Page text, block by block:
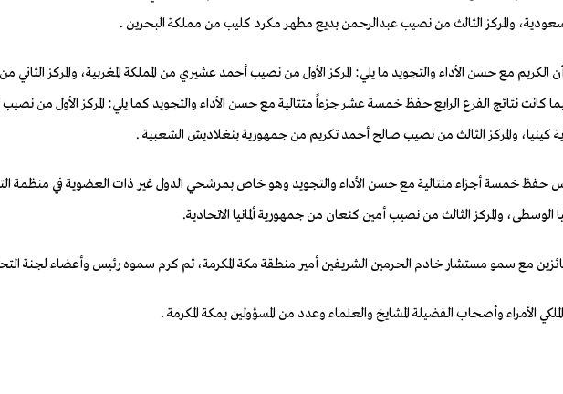
والمركز الثالث من نصيب عبدالرحمن بديع مطهر مكرد كليب من مملكة البحرين .
الكريم مع حسن الأداء والتجويد ما يلي: المركز الأول من نصيب أحمد عشيري من المملكة المغربية، والمركز
كانت نتائج الفرع الرابع حفظ خمسة عشر جزءاً متتالية مع حسن الأداء والتجويد كما يلي: المركز الأول من
والمركز الثالث من نصيب صالح أحمد تكريم من جمهورية بنغلاديش الشعبية .
حفظ خمسة أجزاء متتالية مع حسن الأداء والتجويد وهو خاص بمرشحي الدول غير ذات العضوية في منظمة
والمركز الثالث من نصيب أمين كنعان من جمهورية ألمانيا الاتحادية.
مع سمو مستشار خادم الحرمين الشريفين أمير منطقة مكة المكرمة، ثم كرم سموه رئيس وأعضاء لجنة
وأصحاب الفضيلة المشايخ والعلماء وعدد من المسؤولين بمكة المكرمة .